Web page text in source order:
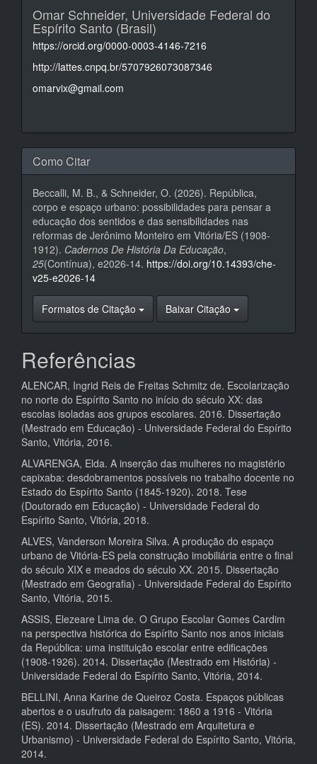
Omar Schneider, Universidade Federal do
Espírito Santo (Brasil)
https://orcid.org/0000-0003-4146-7216
http://lattes.cnpq.br/5707926073087346
omarvix@gmail.com
Como Citar
Beccalli, M. B., & Schneider, O. (2026). República,
corpo e espaço urbano: possibilidades para pensar a
educação dos sentidos e das sensibilidades nas
reformas de Jerônimo Monteiro em Vitória/ES (1908-
1912). Cadernos De História Da Educação,
25(Contínua), e2026-14. https://doi.org/10.14393/che-
v25-e2026-14
Formatos de Citação Baixar Citação
Referências
ALENCAR, Ingrid Reis de Freitas Schmitz de. Escolarização
no norte do Espírito Santo no início do século XX: das
escolas isoladas aos grupos escolares. 2016. Dissertação
(Mestrado em Educação) - Universidade Federal do Espírito
Santo, Vitória, 2016.
ALVARENGA, Elda. A inserção das mulheres no magistério
capixaba: desdobramentos possíveis no trabalho docente no
Estado do Espírito Santo (1845-1920). 2018. Tese
(Doutorado em Educação) - Universidade Federal do
Espírito Santo, Vitória, 2018.
ALVES, Vanderson Moreira Silva. A produção do espaço
urbano de Vitória-ES pela construção imobiliária entre o final
do século XIX e meados do século XX. 2015. Dissertação
(Mestrado em Geografia) - Universidade Federal do Espírito
Santo, Vitória, 2015.
ASSIS, Elezeare Lima de. O Grupo Escolar Gomes Cardim
na perspectiva histórica do Espírito Santo nos anos iniciais
da República: uma instituição escolar entre edificações
(1908-1926). 2014. Dissertação (Mestrado em História) -
Universidade Federal do Espírito Santo, Vitória, 2014.
BELLINI, Anna Karine de Queiroz Costa. Espaços públicas
abertos e o usufruto da paisagem: 1860 a 1916 - Vitória
(ES). 2014. Dissertação (Mestrado em Arquitetura e
Urbanismo) - Universidade Federal do Espírito Santo, Vitória,
2014.